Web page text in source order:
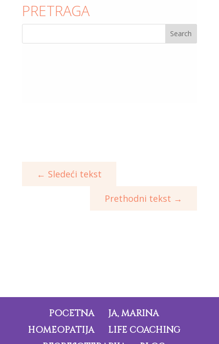
PRETRAGA
← Sledeći tekst
Prethodni tekst →
POČETNA
JA, MARINA
HOMEOPATIJA
LIFE COACHING